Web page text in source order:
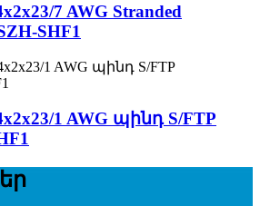
7 AWG Stranded
SHF1
1 AWG պինդ S/FTP